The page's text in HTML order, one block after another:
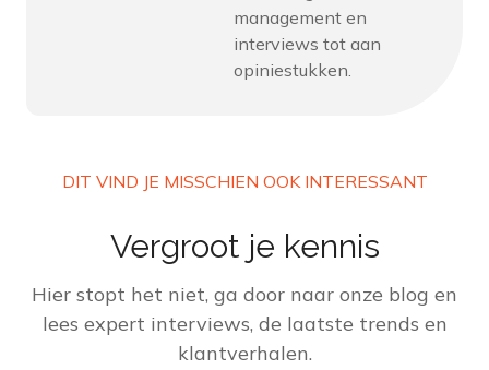
management en
interviews tot aan
opiniestukken.
DIT VIND JE MISSCHIEN OOK INTERESSANT
Vergroot je kennis
Hier stopt het niet, ga door naar onze blog en
lees expert interviews, de laatste trends en
klantverhalen.